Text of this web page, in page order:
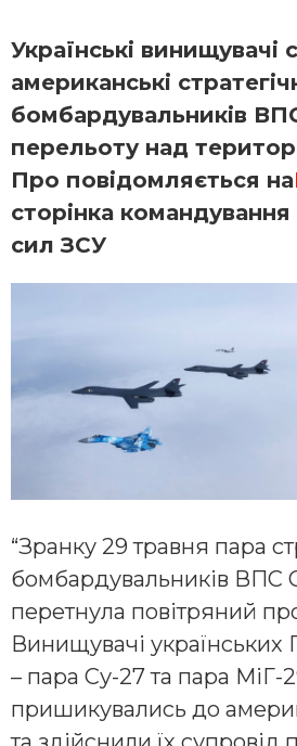
Українські
американські
бомбардувальників
перельоту над
Про повідомляється на
сторінка командування
сил ЗСУ
“Зранку 29 травня пара
бомбардувальників ВПС
перетнула повітряний
Винищувачі українських
– пара Су-27 та пара МіГ-
пришикувались до